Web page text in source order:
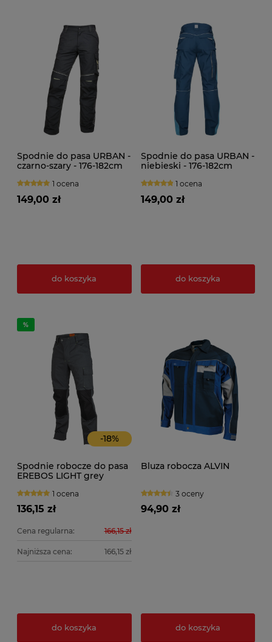
Spodnie do pasa URBAN -
czarno-szary - 176-182cm
1 ocena
149,00 zł
do koszyka
Spodnie do pasa URBAN -
niebieski - 176-182cm
1 ocena
149,00 zł
do koszyka
-18%
Spodnie robocze do pasa
EREBOS LIGHT grey
1 ocena
136,15 zł
Cena regularna: 166,15 zł
Najniższa cena: 166,15 zł
do koszyka
Bluza robocza ALVIN
3 oceny
94,90 zł
do koszyka